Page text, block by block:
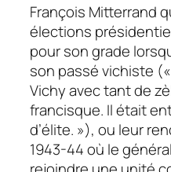
François Mitterrand
élections
pour son grade
son passé vichiste
Vichy avec tant de
francisque. Il était
d’élite. »), ou leur
1943-44 où le